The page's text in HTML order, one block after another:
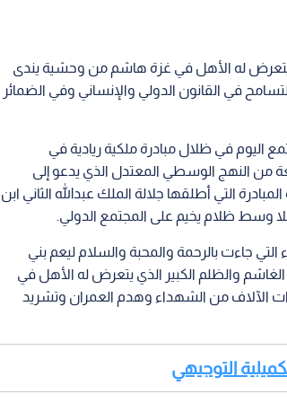
يتعرض له الأهل في غزة هاشم من وحشية يندى
في القانون الدولي والإنساني وفي الضمائر
اليوم في ظلال مبادرة ملكية ريادية في
من النهج الوسطي المعتدل الذي يدعو إلى
التي أطلقها جلالة الملك عبدالله الثاني ابن
وسط ظلام يخيم على المجتمع الدولي.
التي جاءت بالرحمة والمحبة والسلام ليعم بني
والظلم الكبير الذي يتعرض له الأهل في
الآلاف من الشهداء وهدم العمران وتشريد
التوجيهي